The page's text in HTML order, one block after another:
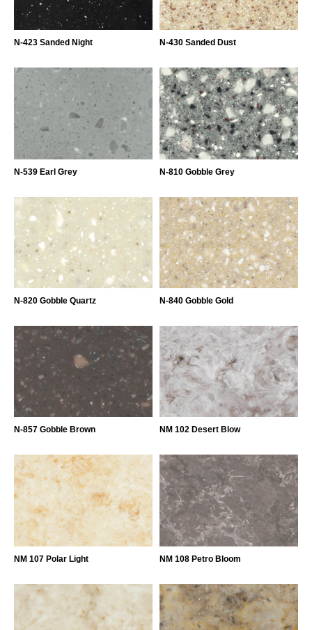
N-423 Sanded Night N-430 Sanded Dust
N-539 Earl Grey N-810 Gobble Grey
N-820 Gobble Quartz N-840 Gobble Gold
N-857 Gobble Brown NM 102 Desert Blow
NM 107 Polar Light NM 108 Petro Bloom